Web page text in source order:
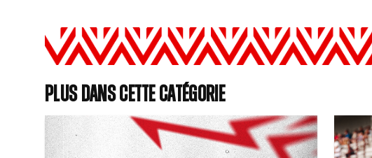
Plus dans cette catégorie